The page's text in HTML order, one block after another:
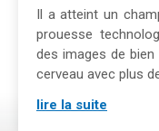
Il a atteint un
prouesse
des images de
cerveau avec plus
lire la suite